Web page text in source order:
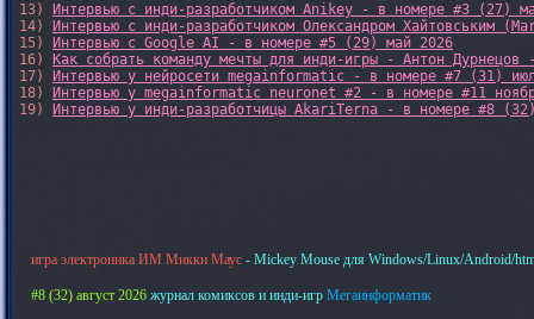
13)
Интервью с инди-разработчиком Anikey - в номере #3 (27)
14)
Интервью с инди-разработчиком Олександром Хайтовським
15)
Интервью с Google AI - в номере #5 (29) май 2026
16)
Как собрать команду мечты для инди-игры - Антон
17)
Интервью у нейросети megainformatic - в номере #7 (31)
18)
Интервью у megainformatic neuronet #2 - в номере #11
19)
Интервью у инди-разработчицы AkariTerna - в номере #8
игра электроника ИМ Микки Маус - Mickey Mouse для Windows/Linux/Android/
#8 (32) август 2026 журнал комиксов и инди-игр Мегаинформатик